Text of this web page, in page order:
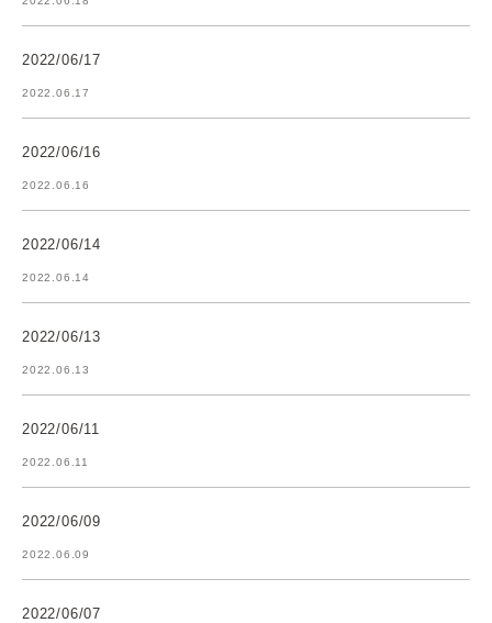
2022/06/17
2022.06.17
2022/06/16
2022.06.16
2022/06/14
2022.06.14
2022/06/13
2022.06.13
2022/06/11
2022.06.11
2022/06/09
2022.06.09
2022/06/07